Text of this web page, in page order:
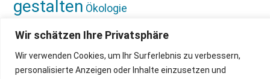
Wir schätzen Ihre Privatsphäre
Wir verwenden Cookies, um Ihr Surferlebnis zu verbessern,
personalisierte Anzeigen oder Inhalte einzusetzen und
gestalten Ökologie